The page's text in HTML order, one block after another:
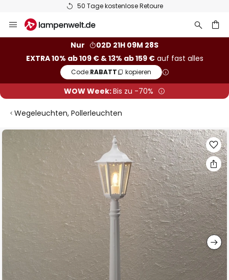
50 Tage kostenlose Retoure
Inhalt
Nur
02D 21H 09M 28S
EXTRA 10% ab 109 € & 13% ab 159 €auf fast alles
Code:RABATT kopieren
WOW Week:Bis zu -70%
Wegeleuchten, Pollerleuchten
Zum
Bildgalerie
springen